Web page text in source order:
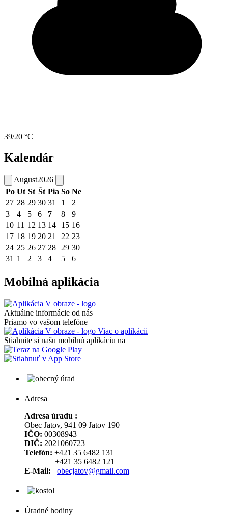
39/20 °C
Kalendár
August2026
Po Ut St Št Pia So Ne
27 28 29 30 31 1
2
3
4 5 6 7 8
9
10 11 12 13 14 15 16
17 18 19 20 21 22 23
24 25 26 27 28 29 30
31 1 2 3 4 5 6
Mobilná aplikácia
Aktuálne informácie od nás
Priamo vo vašom telefóne
Viac o aplikácii
Stiahnite si našu mobilnú aplikáciu na
Adresa
Adresa úradu :
Obec Jatov, 941 09 Jatov 190
IČO: 00308943
DIČ: 2021060723
Telefón: +421 35 6482 131
+421 35 6482 121
E-Mail: obecjatov@gmail.com
Úradné hodiny